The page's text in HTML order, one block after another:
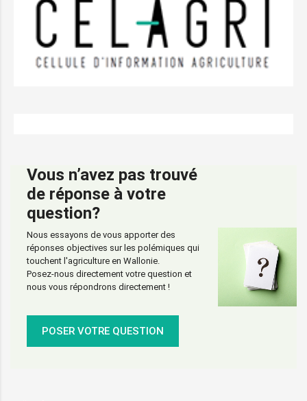
Vous n’avez pas trouvé
de réponse à votre
question?
Nous essayons de vous apporter des
réponses objectives sur les polémiques qui
touchent l'agriculture en Wallonie.
Posez-nous directement votre question et
nous vous répondrons directement !
POSER VOTRE QUESTION